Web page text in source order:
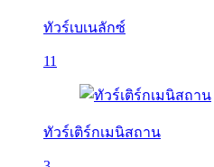
ทัวร์เบเนลักซ์
11
ทัวร์เติร์กเมนิสถาน